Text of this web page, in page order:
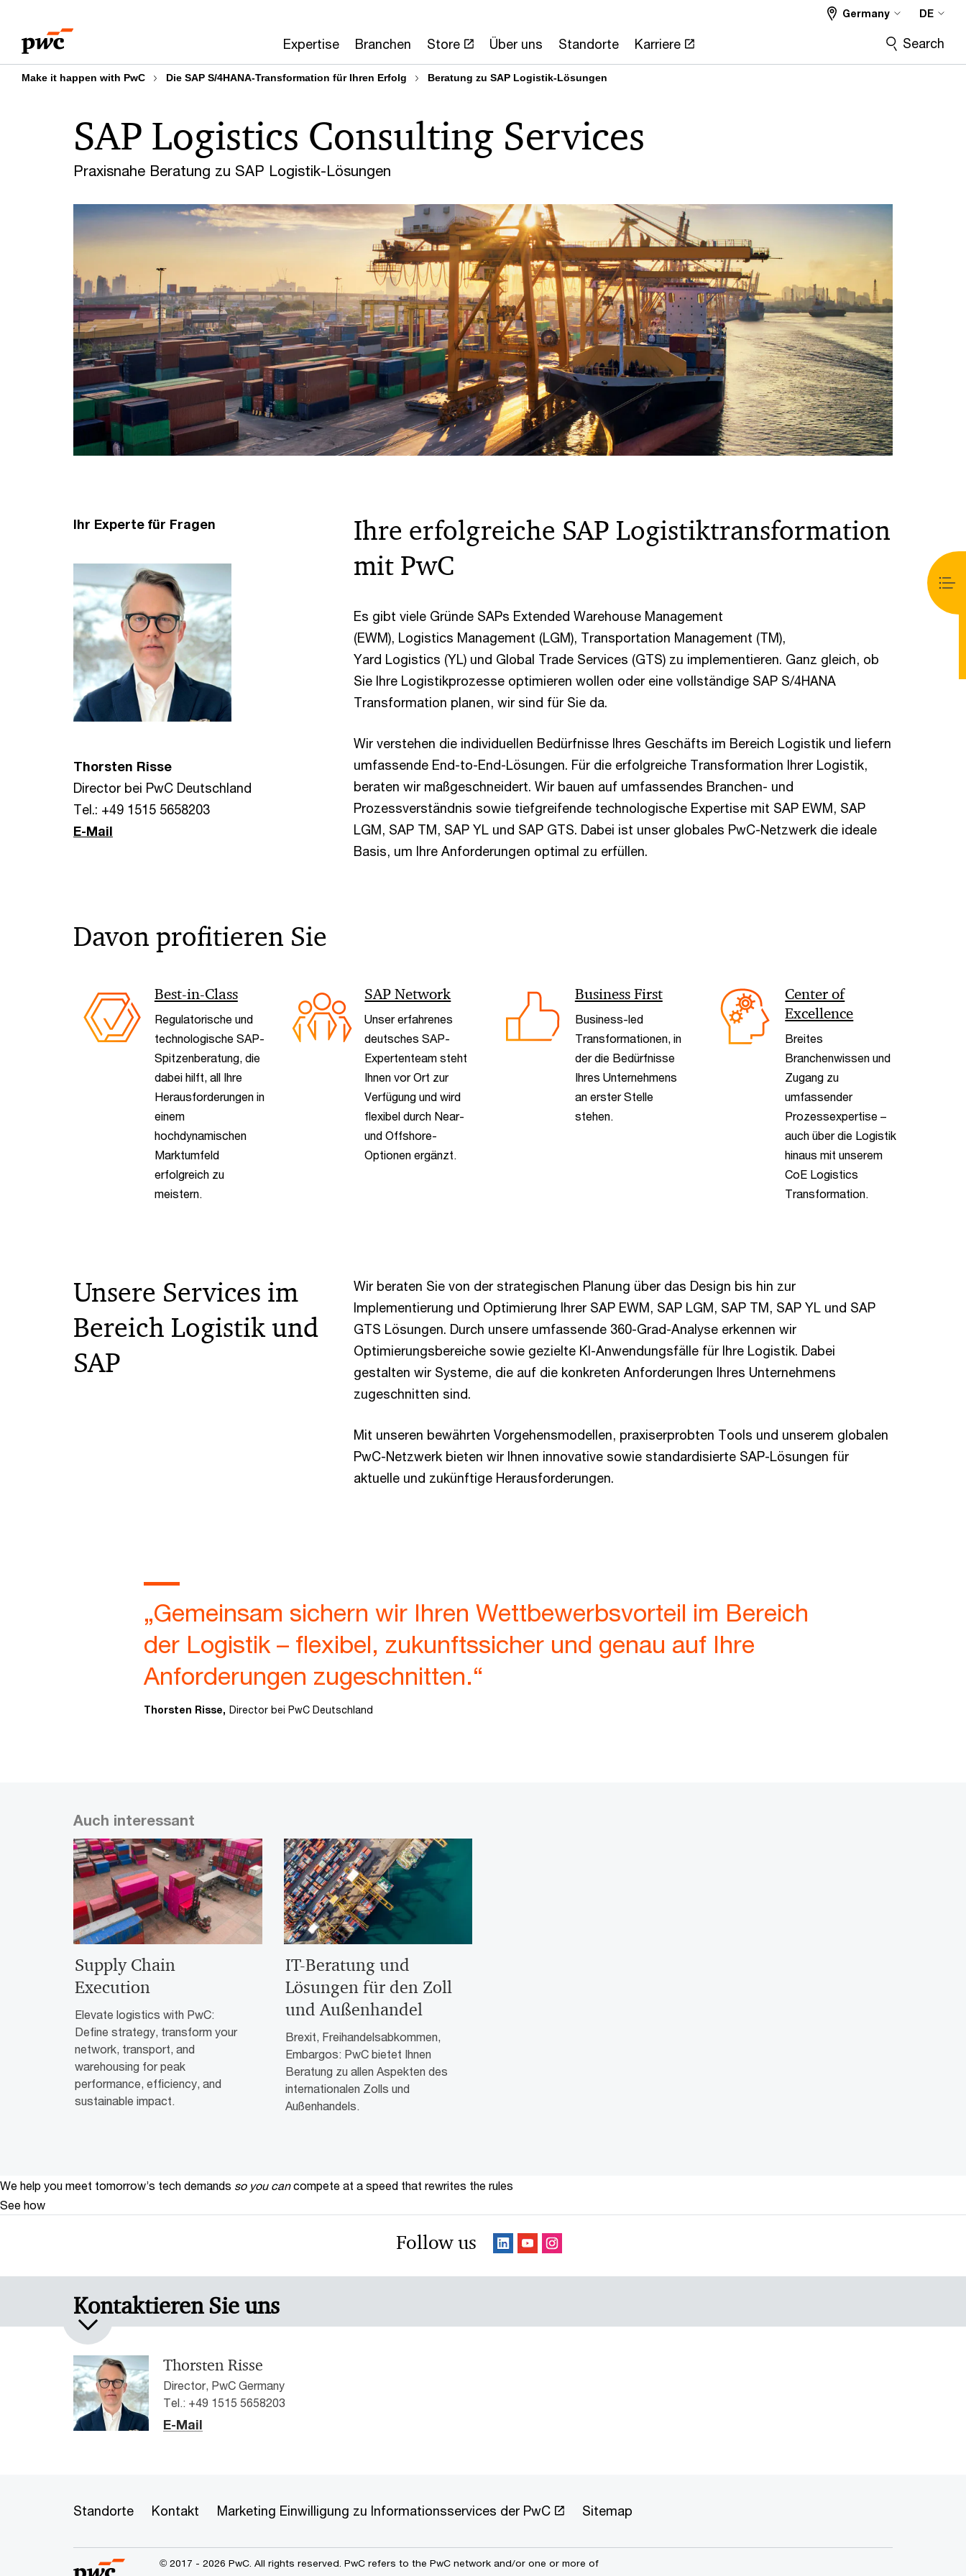
content
footer
Expertise Branchen Store Über uns Standorte Karriere
Germany DE
Search
Make it happen with PwC Die SAP S/4HANA-Transformation für Ihren Erfolg Beratung zu SAP Logistik-Lösungen
Praxisnahe Beratung zu SAP Logistik-Lösungen
SAP Logistics Consulting Services
Ihr Experte für Fragen
Thorsten Risse
Director bei PwC Deutschland
Tel.: +49 1515 5658203
E-Mail
Ihre erfolgreiche SAP Logistiktransformation
mit PwC
Es gibt viele Gründe SAPs Extended Warehouse Management
(EWM), Logistics Management (LGM), Transportation Management (TM),
Yard Logistics (YL) und Global Trade Services (GTS) zu implementieren. Ganz gleich, ob
Sie Ihre Logistikprozesse optimieren wollen oder eine vollständige SAP S/4HANA
Transformation planen, wir sind für Sie da.
Wir verstehen die individuellen Bedürfnisse Ihres Geschäfts im Bereich Logistik und liefern
umfassende End-to-End-Lösungen. Für die erfolgreiche Transformation Ihrer Logistik,
beraten wir maßgeschneidert. Wir bauen auf umfassendes Branchen- und
Prozessverständnis sowie tiefgreifende technologische Expertise mit SAP EWM, SAP
LGM, SAP TM, SAP YL und SAP GTS. Dabei ist unser globales PwC-Netzwerk die ideale
Basis, um Ihre Anforderungen optimal zu erfüllen.
Davon profitieren Sie
Best-in-Class
Regulatorische und
technologische SAP-
Spitzenberatung, die
dabei hilft, all Ihre
Herausforderungen in
einem
hochdynamischen
Marktumfeld
erfolgreich zu
meistern.
SAP Network
Unser erfahrenes
deutsches SAP-
Expertenteam steht
Ihnen vor Ort zur
Verfügung und wird
flexibel durch Near-
und Offshore-
Optionen ergänzt.
Business First
Business-led
Transformationen, in
der die Bedürfnisse
Ihres Unternehmens
an erster Stelle
stehen.
Center of
Excellence
Breites
Branchenwissen und
Zugang zu
umfassender
Prozessexpertise –
auch über die Logistik
hinaus mit unserem
CoE Logistics
Transformation.
Unsere Services im
Bereich Logistik und
SAP
Wir beraten Sie von der strategischen Planung über das Design bis hin zur
Implementierung und Optimierung Ihrer SAP EWM, SAP LGM, SAP TM, SAP YL und SAP
GTS Lösungen. Durch unsere umfassende 360-Grad-Analyse erkennen wir
Optimierungsbereiche sowie gezielte KI-Anwendungsfälle für Ihre Logistik. Dabei
gestalten wir Systeme, die auf die konkreten Anforderungen Ihres Unternehmens
zugeschnitten sind.
Mit unseren bewährten Vorgehensmodellen, praxiserprobten Tools und unserem globalen
PwC-Netzwerk bieten wir Ihnen innovative sowie standardisierte SAP-Lösungen für
aktuelle und zukünftige Herausforderungen.
„Gemeinsam sichern wir Ihren Wettbewerbsvorteil im Bereich
der Logistik – flexibel, zukunftssicher und genau auf Ihre
Anforderungen zugeschnitten.“
Thorsten Risse, Director bei PwC Deutschland
Auch interessant
Supply Chain
Execution
Elevate logistics with PwC:
Define strategy, transform your
network, transport, and
warehousing for peak
performance, efficiency, and
sustainable impact.
IT-Beratung und
Lösungen für den Zoll
und Außenhandel
Brexit, Freihandelsabkommen,
Embargos: PwC bietet Ihnen
Beratung zu allen Aspekten des
internationalen Zolls und
Außenhandels.
We help you meet tomorrow’s tech demands so you can compete at a speed that rewrites the rules
See how
Follow us
Kontaktieren Sie uns
Thorsten Risse
Director, PwC Germany
Tel.: +49 1515 5658203
E-Mail
Standorte Kontakt Marketing Einwilligung zu Informationsservices der PwC Sitemap
© 2017 - 2026 PwC. All rights reserved. PwC refers to the PwC network and/or one or more of